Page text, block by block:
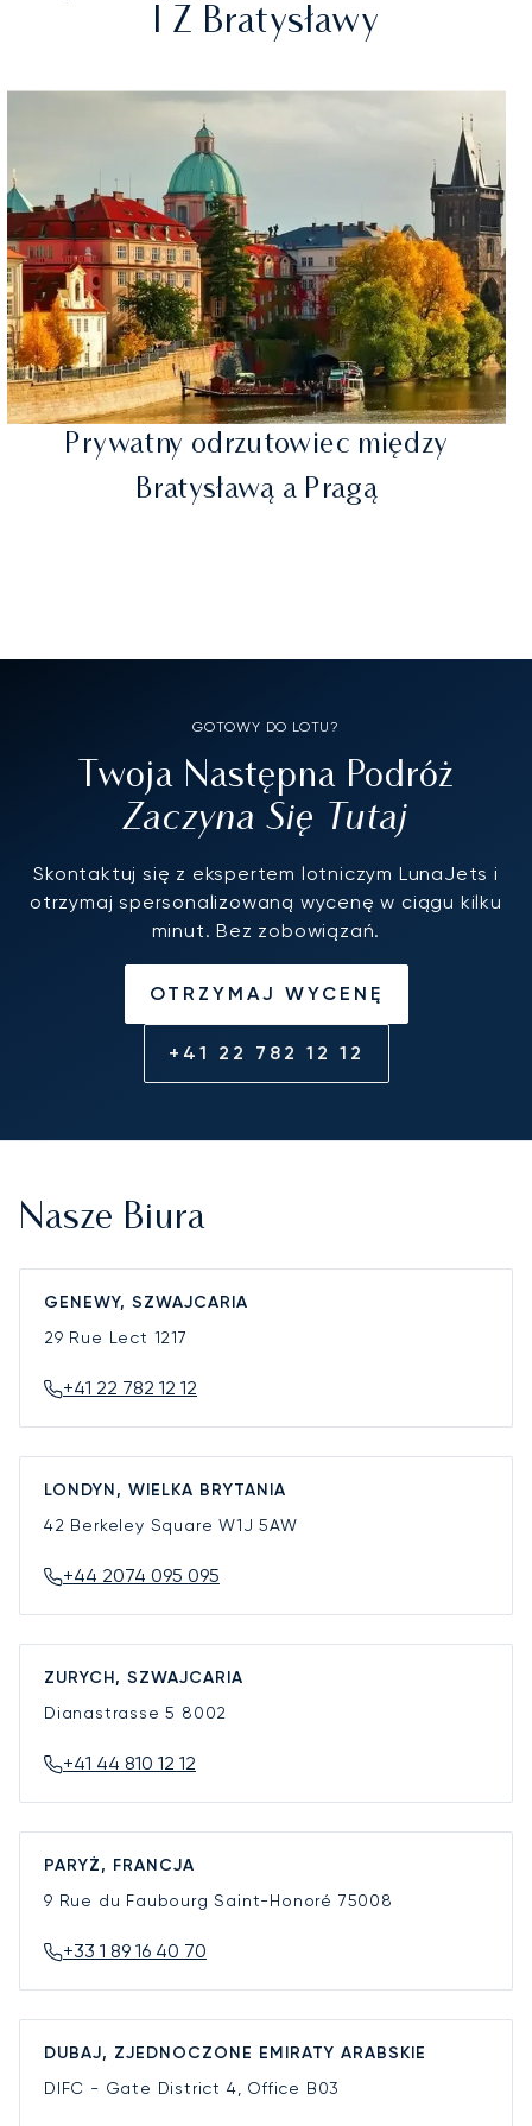
I Z Bratysławy
Prywatny odrzutowiec między
Bratysławą a Pragą
GOTOWY DO LOTU?
Twoja Następna Podróż
Zaczyna Się Tutaj
Skontaktuj się z ekspertem lotniczym LunaJets i
otrzymaj spersonalizowaną wycenę w ciągu kilku
minut. Bez zobowiązań.
OTRZYMAJ WYCENĘ
+41 22 782 12 12
Nasze Biura
GENEWY, SZWAJCARIA
29 Rue Lect 1217
+41 22 782 12 12
LONDYN, WIELKA BRYTANIA
42 Berkeley SquareW1J 5AW
+44 2074 095 095
ZURYCH, SZWAJCARIA
Dianastrasse 5 8002
+41 44 810 12 12
PARYŻ, FRANCJA
9 Rue du Faubourg Saint-Honoré 75008
+33 1 89 16 40 70
DUBAJ, ZJEDNOCZONE EMIRATY ARABSKIE
DIFC - Gate District 4, Office B03